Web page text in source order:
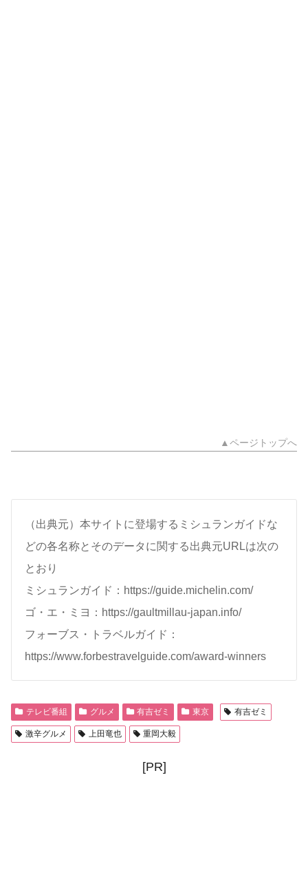
▲ページトップへ
（出典元）本サイトに登場するミシュランガイドな
どの各名称とそのデータに関する出典元URLは次の
とおり
ミシュランガイド：https://guide.michelin.com/
ゴ・エ・ミヨ：https://gaultmillau-japan.info/
フォーブス・トラベルガイド：
https://www.forbestravelguide.com/award-winners
テレビ番組 グルメ 有吉ゼミ 東京 有吉ゼミ
激辛グルメ 上田竜也 重岡大毅
[PR]